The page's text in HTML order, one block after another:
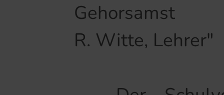
Gehorsamst
R. Witte, Lehrer"